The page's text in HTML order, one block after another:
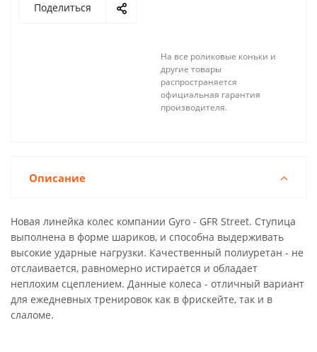
Поделиться
На все роликовые коньки и
другие товары
распространяется
официальная гарантия
производителя.
Описание
Новая линейка колес компании Gyro - GFR Street. Ступица
выполнена в форме шариков, и способна выдерживать
высокие ударные нагрузки. Качественный полиуретан - не
отслаивается, равномерно истирается и обладает
неплохим сцеплением. Данные колеса - отличный вариант
для ежедневных тренировок как в фрискейте, так и в
слаломе.